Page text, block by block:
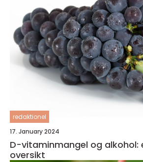
redaktionel
17. January 2024
D-vitaminmangel og alkohol:
oversikt